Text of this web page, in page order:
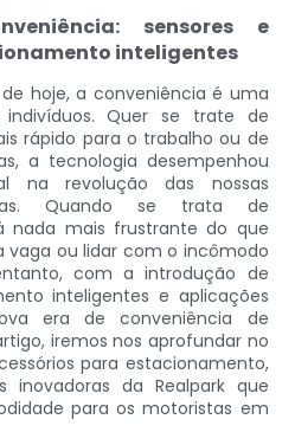
sensores e
inteligentes
hoje, a conveniência é uma
Quer se trate de
rápido para o trabalho ou de
a tecnologia desempenhou
na revolução das nossas
Quando se trata de
nada mais frustrante do que
ou lidar com o incômodo
com a introdução de
inteligentes e aplicações
era de conveniência de
iremos nos aprofundar no
para estacionamento,
da Realpark que
para os motoristas em